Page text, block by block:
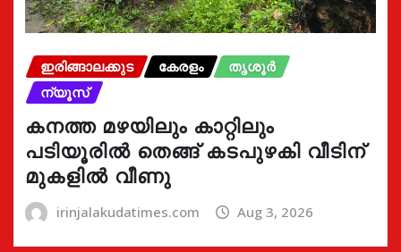
ഇരിങ്ങാലക്കുട കേരളം
തൃശൂർ
ന്യൂസ്
കനത്ത മഴയിലും കാറ്റിലും
പടിയൂരിൽ തെങ്ങ് കടപുഴകി വീടിന്
മുകളിൽ വീണു
irinjalakudatimes.com Aug 3, 2026